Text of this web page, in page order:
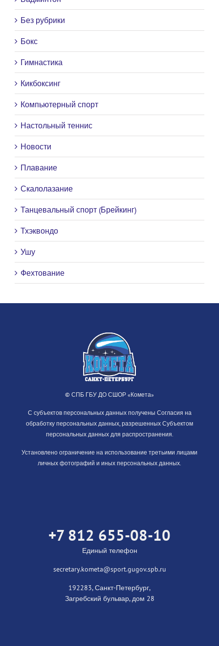
Без рубрики
Бокс
Гимнастика
Кикбоксинг
Компьютерный спорт
Настольный теннис
Новости
Плавание
Скалолазание
Танцевальный спорт (Брейкинг)
Тхэквондо
Ушу
Фехтование
© СПБ ГБУ ДО СШОР «Комета»
С субъектов персональных данных получены Согласия на
обработку персональных данных, разрешенных Субъектом
персональных данных для распространения.
Установлено ограничение на использование третьими лицами
личных фотографий и иных персональных данных.
+7 812 655-08-10
Единый телефон
secretary.kometa@sport.gugov.spb.ru
192283, Санкт-Петербург,
Загребский бульвар, дом 28